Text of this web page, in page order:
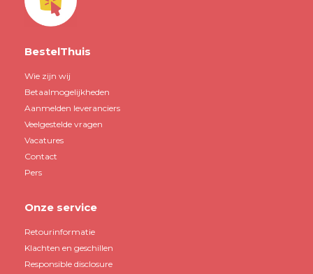
BestelThuis
Wie zijn wij
Betaalmogelijkheden
Aanmelden leveranciers
Veelgestelde vragen
Vacatures
Contact
Pers
Onze service
Retourinformatie
Klachten en geschillen
Responsible disclosure